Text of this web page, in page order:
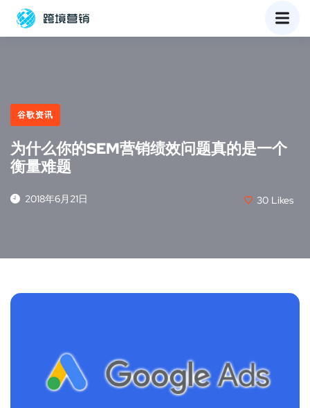
谷歌资讯
为什么你的SEM营销绩效问题真的是一个
衡量难题
2018年6月21日 30 Likes